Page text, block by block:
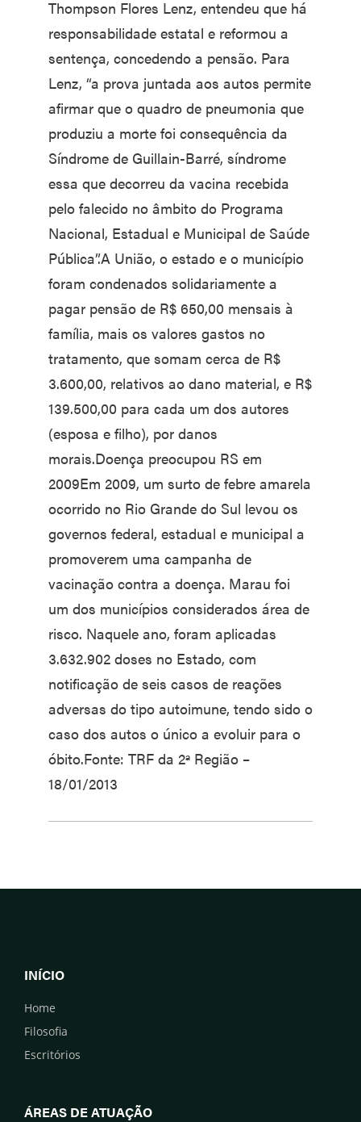
Thompson Flores Lenz, entendeu que há
responsabilidade estatal e reformou a
sentença, concedendo a pensão. Para
Lenz, “a prova juntada aos autos permite
afirmar que o quadro de pneumonia que
produziu a morte foi consequência da
Síndrome de Guillain-Barré, síndrome
essa que decorreu da vacina recebida
pelo falecido no âmbito do Programa
Nacional, Estadual e Municipal de Saúde
Pública”.A União, o estado e o município
foram condenados solidariamente a
pagar pensão de R$ 650,00 mensais à
família, mais os valores gastos no
tratamento, que somam cerca de R$
3.600,00, relativos ao dano material, e R$
139.500,00 para cada um dos autores
(esposa e filho), por danos
morais.Doença preocupou RS em
2009Em 2009, um surto de febre amarela
ocorrido no Rio Grande do Sul levou os
governos federal, estadual e municipal a
promoverem uma campanha de
vacinação contra a doença. Marau foi
um dos municípios considerados área de
risco. Naquele ano, foram aplicadas
3.632.902 doses no Estado, com
notificação de seis casos de reações
adversas do tipo autoimune, tendo sido o
caso dos autos o único a evoluir para o
óbito.Fonte: TRF da 2ª Região –
18/01/2013
INÍCIO
Home
Filosofia
Escritórios
ÁREAS DE ATUAÇÃO